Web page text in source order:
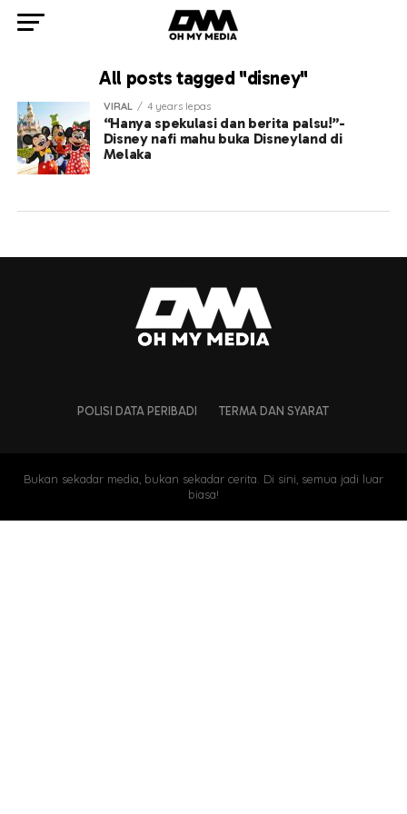
All posts tagged "disney"
VIRAL 4 years lepas
“Hanya spekulasi dan berita palsu!”-
Disney nafi mahu buka Disneyland di
Melaka
POLISI DATA PERIBADI TERMA DAN SYARAT
Bukan sekadar media, bukan sekadar cerita. Di sini, semua jadi luar
biasa!